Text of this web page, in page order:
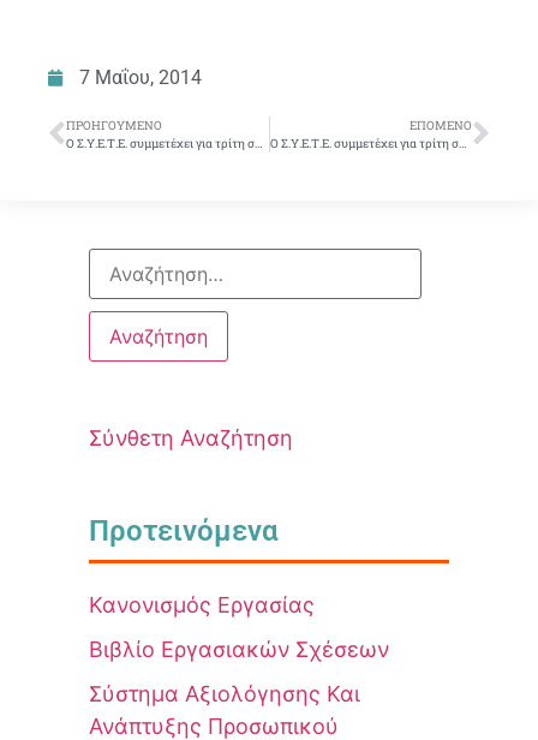
7 Μαΐου, 2014
ΠΡΟΗΓΟΎΜΕΝΟ
Ο Σ.Υ.Ε.Τ.Ε. συμμετέχει για τρίτη συνεχόμενη χρονιά στον Αυθεντικό Μαραθώνιο Αθηνών στις 9/11/2014
ΕΠΌΜΕΝΟ
Ο Σ.Υ.Ε.Τ.Ε. συμμετέχει για τρίτη συνεχόμενη χρονιά στον Αυθεντικό Μαραθώνιο Αθηνών στις 9/11/2014
Σύνθετη Αναζήτηση
Προτεινόμενα
Κανονισμός Εργασίας
Βιβλίο Εργασιακών Σχέσεων
Σύστημα Αξιολόγησης Και
Ανάπτυξης Προσωπικού